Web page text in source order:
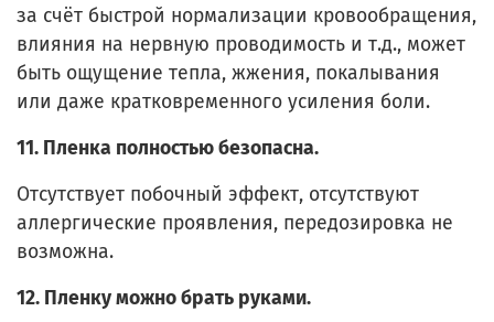
за счёт быстрой нормализации кровообращения,
влияния на нервную проводимость и т.д., может
быть ощущение тепла, жжения, покалывания
или даже кратковременного усиления боли.
11. Пленка полностью безопасна.
Отсутствует побочный эффект, отсутствуют
аллергические проявления, передозировка не
возможна.
12. Пленку можно брать руками.